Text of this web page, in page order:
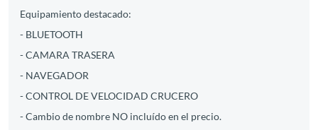
Equipamiento destacado:
- BLUETOOTH
- CAMARA TRASERA
- NAVEGADOR
- CONTROL DE VELOCIDAD CRUCERO
- Cambio de nombre NO incluído en el precio.